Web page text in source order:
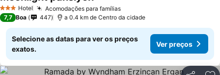
3 EstrelasHotel Acomodações para famíliasVer preços
Ver preços
7,7 Boa 447 a 0.4 km de Centro da cidade
Selecione as datas para ver os preços
exatos.
Ver preços